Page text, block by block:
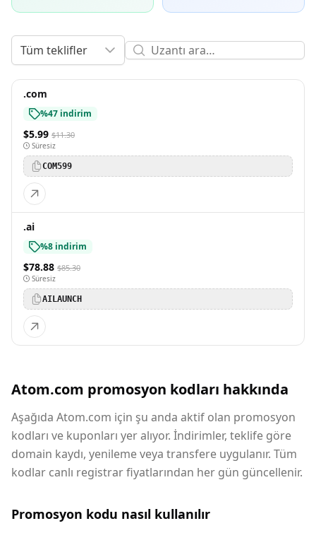
Tüm teklifler
.com
%47 indirim
$5.99 $11.30
Süresiz
COM599
.ai
%8 indirim
$78.88 $85.30
Süresiz
AILAUNCH
Atom.com promosyon kodları hakkında
Aşağıda Atom.com için şu anda aktif olan promosyon
kodları ve kuponları yer alıyor. İndirimler, teklife göre
domain kaydı, yenileme veya transfere uygulanır. Tüm
kodlar canlı registrar fiyatlarından her gün güncellenir.
Promosyon kodu nasıl kullanılır